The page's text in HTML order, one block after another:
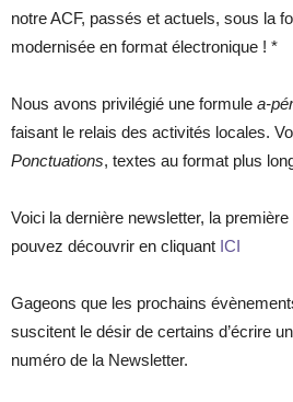
notre ACF, passés et actuels, sous la
modernisée en format électronique ! *
Nous avons privilégié une formule a-
faisant le relais des activités locales.
Ponctuations, textes au format plus
Voici la dernière newsletter, la
pouvez découvrir en cliquant ICI
Gageons que les prochains
suscitent le désir de certains d’écrire
numéro de la Newsletter.